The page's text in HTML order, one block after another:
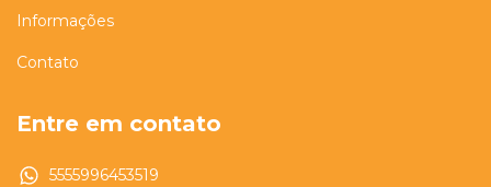
Informações
Contato
Entre em contato
5555996453519